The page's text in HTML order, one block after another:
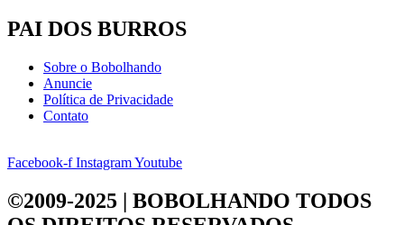
PAI DOS BURROS
Sobre o Bobolhando
Anuncie
Política de Privacidade
Contato
Facebook-f InstagramYoutube
©2009-2025 | BOBOLHANDO TODOS